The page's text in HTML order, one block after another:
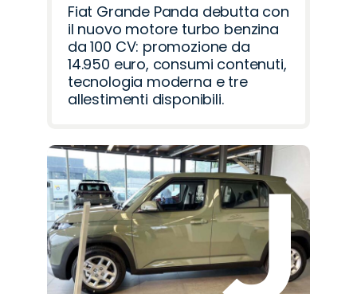
Fiat Grande Panda debutta con
il nuovo motore turbo benzina
da 100 CV: promozione da
14.950 euro, consumi contenuti,
tecnologia moderna e tre
allestimenti disponibili.